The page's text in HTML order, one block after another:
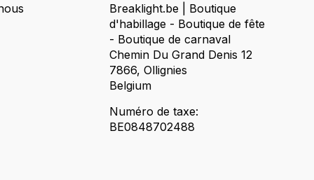
Breaklight.be | Boutique
d'habillage - Boutique de fête
- Boutique de carnaval
Chemin Du Grand Denis 12
7866, Ollignies
Belgium
Numéro de taxe:
BE0848702488